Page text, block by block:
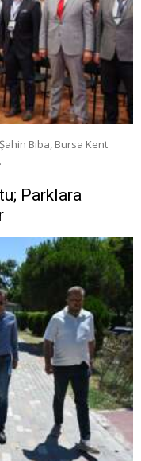
Biba, Bursa Kent
Parklara